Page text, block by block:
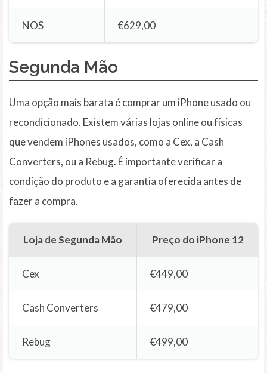
NOS €629,00
Segunda Mão
Uma opção mais barata é comprar um iPhone usado ou
recondicionado. Existem várias lojas online ou físicas
que vendem iPhones usados, como a Cex, a Cash
Converters, ou a Rebug. É importante verificar a
condição do produto e a garantia oferecida antes de
fazer a compra.
Loja de Segunda Mão Preço do iPhone 12
Cex €449,00
Cash Converters €479,00
Rebug €499,00